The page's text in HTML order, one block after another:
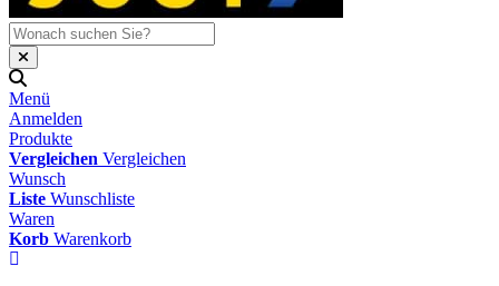
Menü
Anmelden
Produkte
Vergleichen Vergleichen
Wunsch
Liste Wunschliste
Waren
Korb Warenkorb